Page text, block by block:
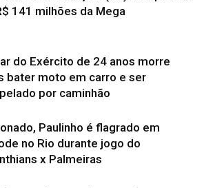
141 milhões da Mega
do Exército de 24 anos morre
bater moto em carro e ser
por caminhão
Paulinho é flagrado em
no Rio durante jogo do
x Palmeiras